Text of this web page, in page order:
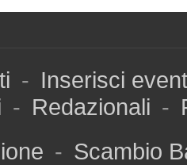
- Inserisci
- Redazionali -
- Scambio